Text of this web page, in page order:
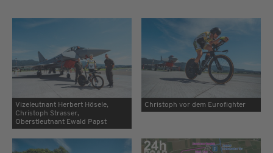
Vizeleutnant Herbert Hösele,
Christoph Strasser,
Oberstleutnant Ewald Papst
Christoph vor dem Eurofighter